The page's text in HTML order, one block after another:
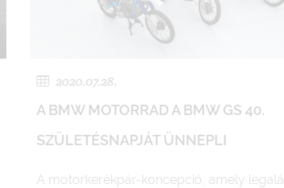
2020.07.28.
A BMW MOTORRAD A BMW GS 40.
SZÜLETÉSNAPJÁT ÜNNEPLI
A motorkerékpár-koncepció, amely